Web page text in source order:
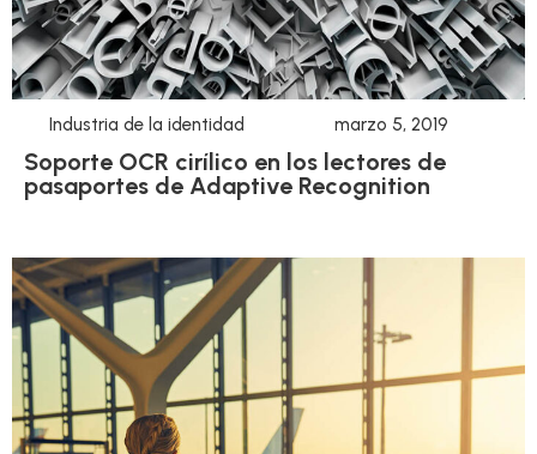
Industria de la identidad marzo 5, 2019
Soporte OCR cirílico en los lectores de
pasaportes de Adaptive Recognition